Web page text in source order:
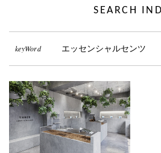
SEARCH
keyWord エッセンシャルセンツ